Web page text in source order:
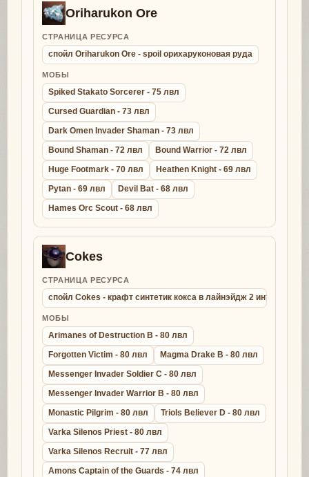
Oriharukon Ore
СТРАНИЦА РЕСУРСА
спойл Oriharukon Ore - spoil орихаруконовая руда
МОБЫ
Spiked Stakato Sorcerer - 75 лвл
Cursed Guardian - 73 лвл
Dark Omen Invader Shaman - 73 лвл
Bound Shaman - 72 лвл
Bound Warrior - 72 лвл
Huge Footmark - 70 лвл
Heathen Knight - 69 лвл
Pytan - 69 лвл
Devil Bat - 68 лвл
Hames Orc Scout - 68 лвл
Cokes
СТРАНИЦА РЕСУРСА
спойл Cokes - крафт синтетик кокса в лайнэйдж 2 интерлюд
МОБЫ
Arimanes of Destruction B - 80 лвл
Forgotten Victim - 80 лвл
Magma Drake B - 80 лвл
Messenger Invader Soldier C - 80 лвл
Messenger Invader Warrior B - 80 лвл
Monastic Pilgrim - 80 лвл
Triols Believer D - 80 лвл
Varka Silenos Priest - 80 лвл
Varka Silenos Recruit - 77 лвл
Amons Captain of the Guards - 74 лвл